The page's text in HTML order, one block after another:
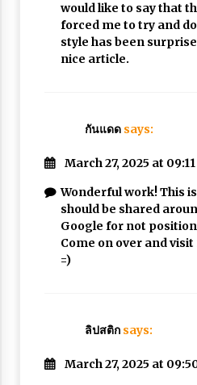
would like to say that
forced me to try and
style has been
nice article.
กันแดด says:
March 27, 2025 at 09:11
Wonderful work! This
should be shared
Google for not
Come on over and
=)
ลิปสติก says:
March 27, 2025 at